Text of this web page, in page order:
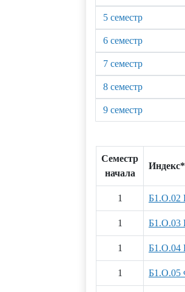
5 семестр
6 семестр
7 семестр
8 семестр
9 семестр
Семестр
начала
1 Б1.О.02
1 Б1.О.03
1 Б1.О.04
1 Б1.О.05